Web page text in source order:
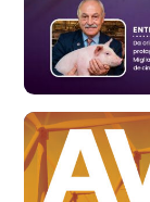
Vermelho
R$ 168,86
cx
Ovo Branco -
Santa Maria
R$ 139,62
cx